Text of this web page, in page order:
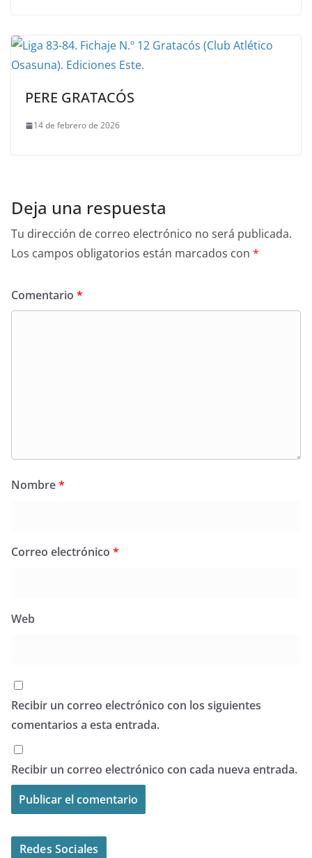
PERE GRATACÓS
14 de febrero de 2026
Deja una respuesta
Tu dirección de correo electrónico no será publicada.
Los campos obligatorios están marcados con *
Comentario *
Nombre*
Correo electrónico *
Web
Recibir un correo electrónico con los siguientes
comentarios a esta entrada.
Recibir un correo electrónico con cada nueva entrada.
Redes Sociales